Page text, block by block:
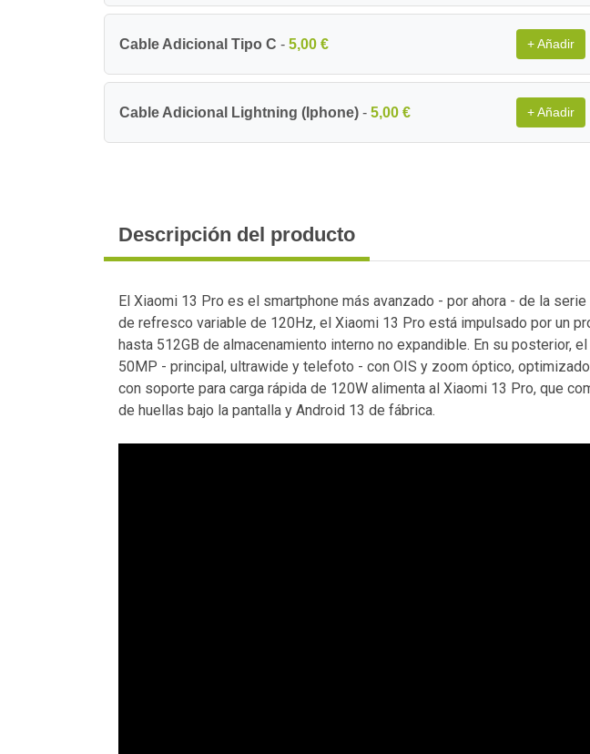
Cable Adicional Tipo C - 5,00 € + Añadir
Cable Adicional Lightning (Iphone) - 5,00 € + Añadir
Descripción del producto
El Xiaomi 13 Pro es el smartphone más avanzado - por ahora - de la
de refresco variable de 120Hz, el Xiaomi 13 Pro está impulsado por un
hasta 512GB de almacenamiento interno no expandible. En su posterior,
50MP - principal, ultrawide y telefoto - con OIS y zoom óptico,
con soporte para carga rápida de 120W alimenta al Xiaomi 13 Pro, que
de huellas bajo la pantalla y Android 13 de fábrica.